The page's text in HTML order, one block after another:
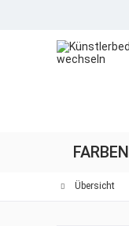
FARBEN
Übersicht